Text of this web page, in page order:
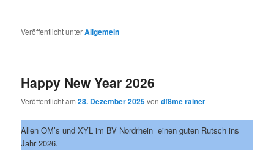
Veröffentlicht unterAllgemein
Happy New Year 2026
Veröffentlicht am28. Dezember 2025vondf8me rainer
Allen OM’s und XYL im BV Nordrhein einen guten Rutsch ins
Jahr 2026.